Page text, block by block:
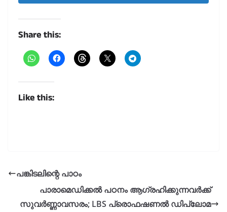
Share this:
Like this:
പങ്കിടലിന്റെ പാഠം
പാരാമെഡിക്കൽ പഠനം ആഗ്രഹിക്കുന്നവർക്ക്
സുവർണ്ണാവസരം; LBS പ്രൊഫഷണൽ ഡിപ്ലോമ